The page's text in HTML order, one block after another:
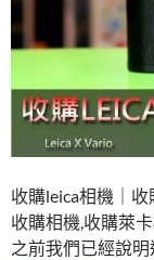
收購leica相機｜
收購相機,收購萊
之前我們已經說